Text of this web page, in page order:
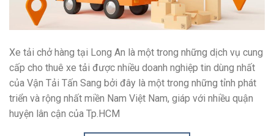
Xe tải chở hàng tại Long An là một trong những dịch vụ cung
cấp cho thuê xe tải được nhiều doanh nghiệp tin dùng nhất
của Vận Tải Tấn Sang bởi đây là một trong những tỉnh phát
triển và rộng nhất miền Nam Việt Nam, giáp với nhiều quận
huyện lân cận của Tp.HCM